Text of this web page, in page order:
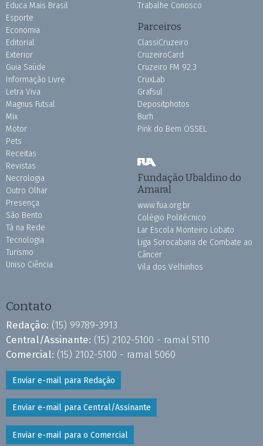
Educa Mais Brasil
Esporte
Economia
Editorial
Exterior
Guia Saúde
Informação Livre
Letra Viva
Magnus Futsal
Mix
Motor
Pets
Receitas
Revistas
Necrologia
Outro Olhar
Presença
São Bento
Tá na Rede
Tecnologia
Turismo
Uniso Ciência
Trabalhe Conosco
Parceiros
ClassiCruzeiro
CruzeiroCard
Cruzeiro FM 92.3
CruxLab
Grafsul
Depositphotos
Burh
Pink do Bem OSSEL
Fundação Ubaldino do
Amaral
www.fua.org.br
Colégio Politécnico
Lar Escola Monteiro Lobato
Liga Sorocabana de Combate ao
Câncer
Vila dos Velhinhos
Contato
Redação: (15) 99789-3913
Central/Assinante: (15) 2102-5100 - ramal 5110
Comercial: (15) 2102-5100 - ramal 5060
Enviar e-mail para Redação
Enviar e-mail para Central/Assinante
Enviar e-mail para o Comercial